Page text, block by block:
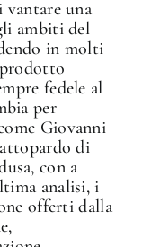
una
ambiti del
in molti
fedele al
per
Giovanni
di
con a
analisi, i
offerti dalla